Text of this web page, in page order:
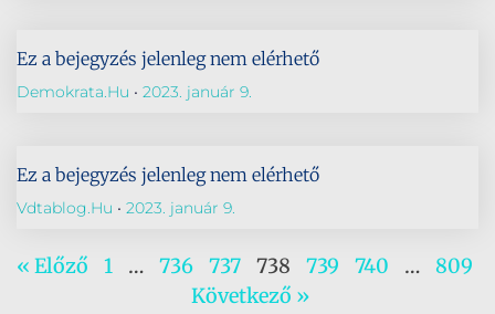
Ez a bejegyzés jelenleg nem elérhető
Demokrata.hu 2023. január 9.
Ez a bejegyzés jelenleg nem elérhető
Vdtablog.hu 2023. január 9.
« Előző 1 … 736 737 738 739 740 …
809
Következő »